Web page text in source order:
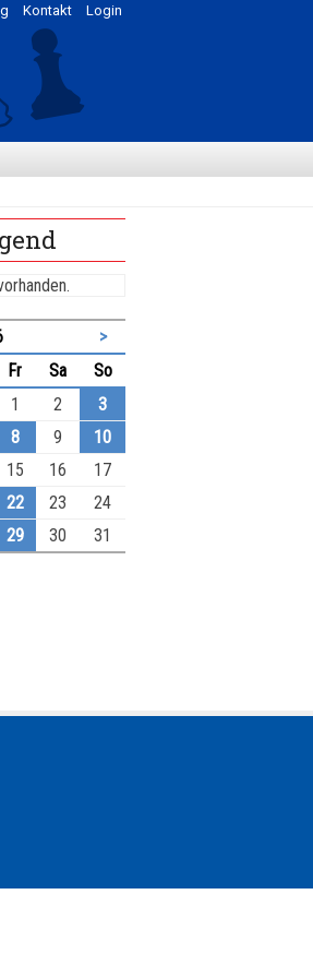
Login
Kontakt
>
FreitagSamstag
Sonntag
1
2
3
8 9
10
15 16
17
22 23
24
29 30 31